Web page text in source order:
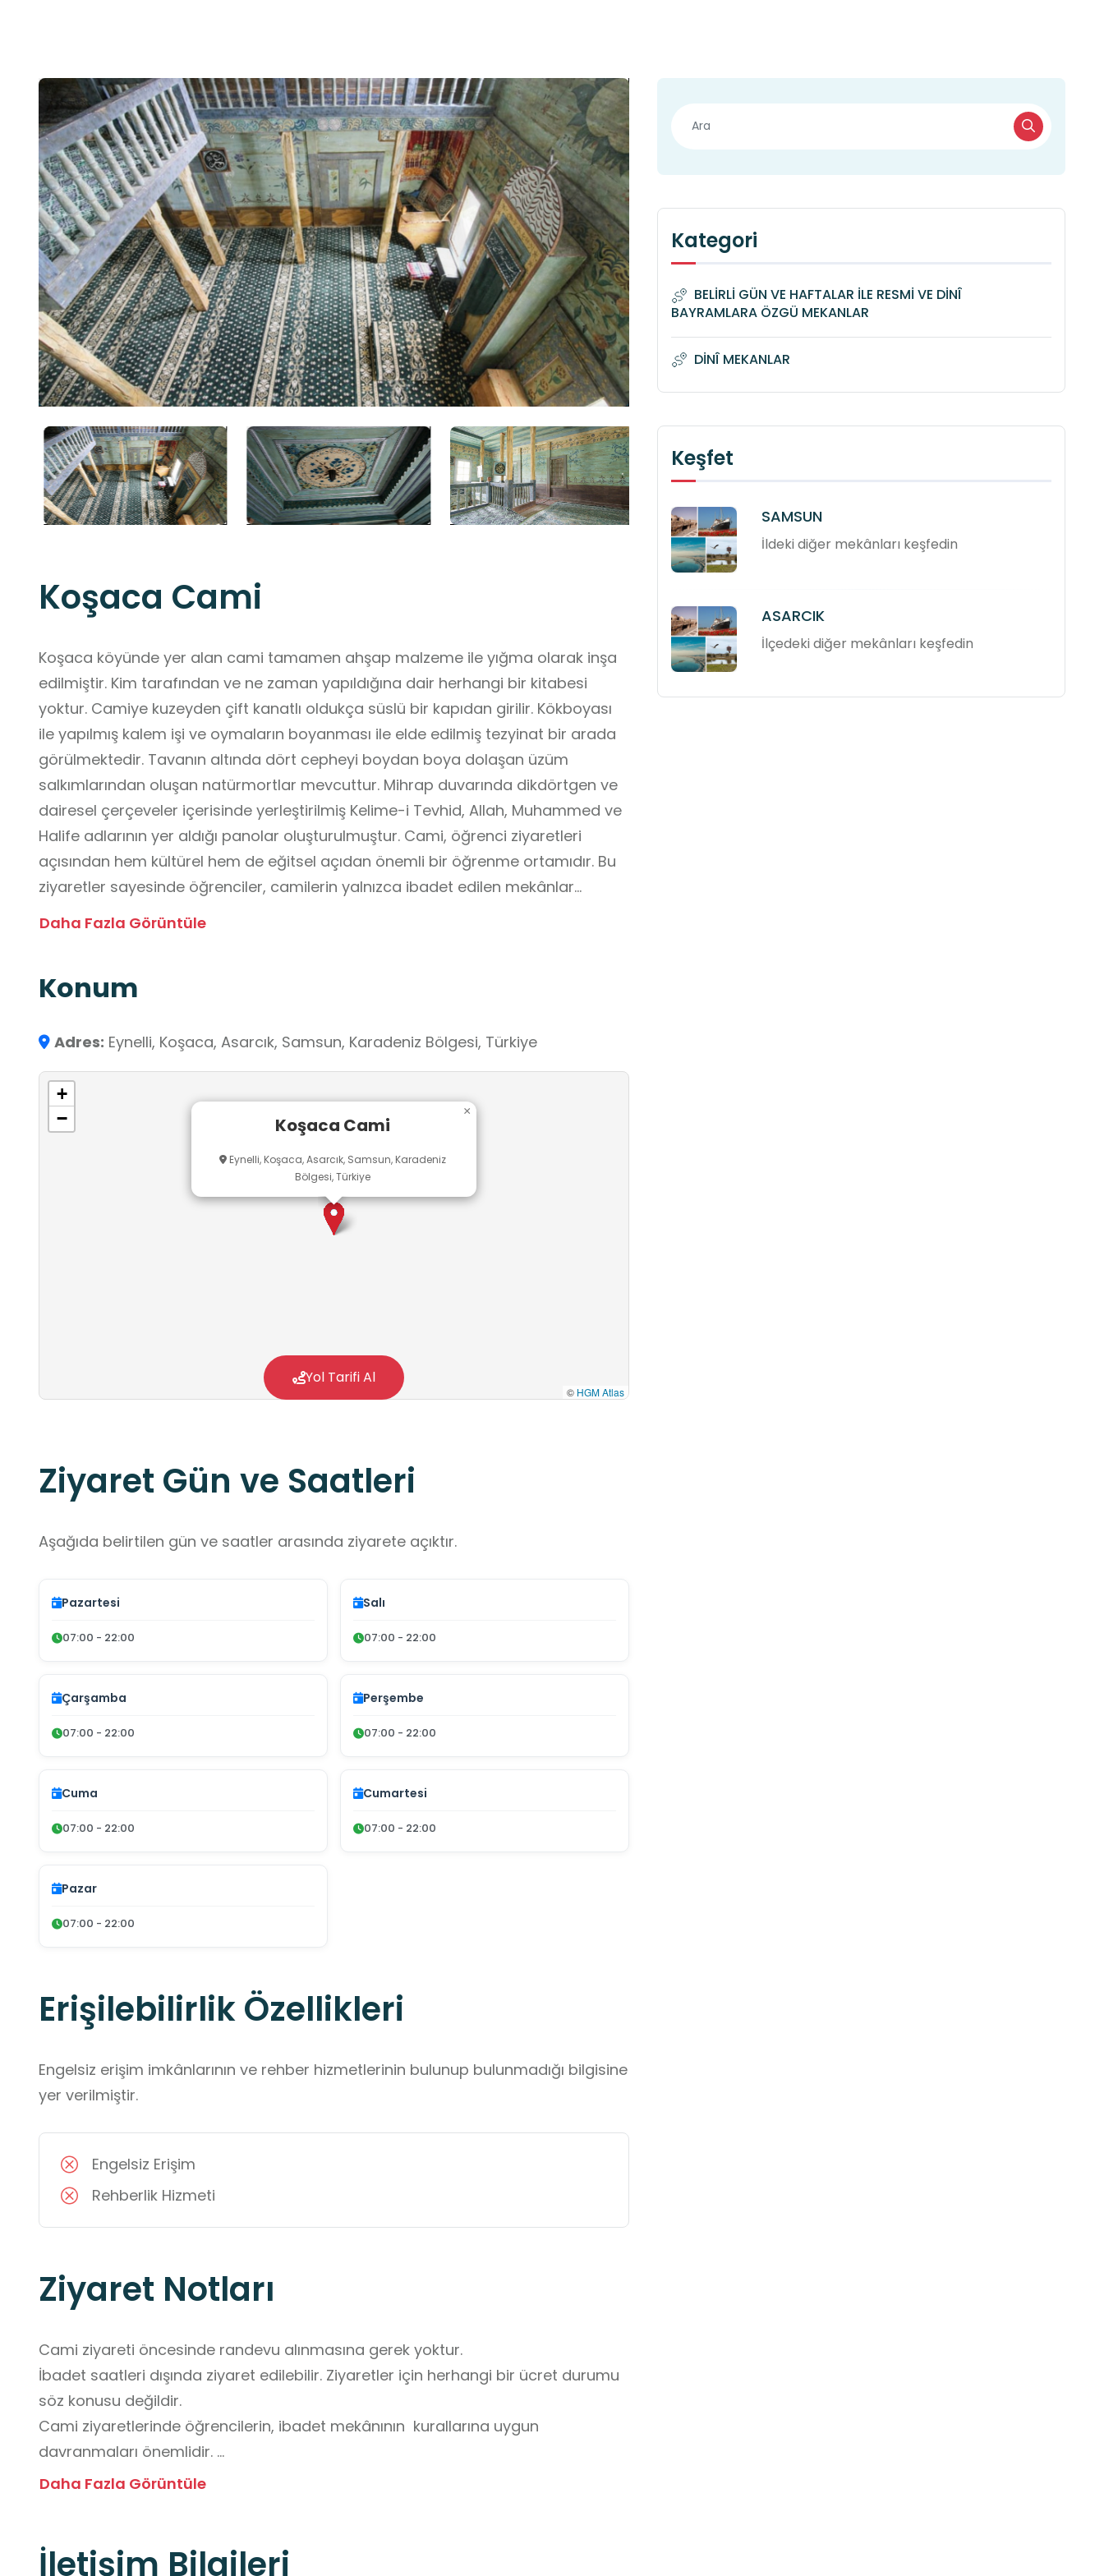
Koşaca Cami
Koşaca köyünde yer alan cami tamamen ahşap malzeme ile yığma olarak inşa
edilmiştir. Kim tarafından ve ne zaman yapıldığına dair herhangi bir kitabesi
yoktur. Camiye kuzeyden çift kanatlı oldukça süslü bir kapıdan girilir. Kökboyası
ile yapılmış kalem işi ve oymaların boyanması ile elde edilmiş tezyinat bir arada
görülmektedir. Tavanın altında dört cepheyi boydan boya dolaşan üzüm
salkımlarından oluşan natürmortlar mevcuttur. Mihrap duvarında dikdörtgen ve
dairesel çerçeveler içerisinde yerleştirilmiş Kelime-i Tevhid, Allah, Muhammed ve
Halife adlarının yer aldığı panolar oluşturulmuştur. Cami, öğrenci ziyaretleri
açısından hem kültürel hem de eğitsel açıdan önemli bir öğrenme ortamıdır. Bu
ziyaretler sayesinde öğrenciler, camilerin yalnızca ibadet edilen mekânlar
estetik algıları ve tarih bilinci gelişirken, dinî ve ahlaki değerler somut örneklerle
kültürü ve toplumsal kurallara uyum gibi değerleri içselleştirmelerine katkı sağlar.
Daha Fazla Görüntüle
Konum
Adres: Eynelli, Koşaca, Asarcık, Samsun, Karadeniz Bölgesi, Türkiye
Koşaca Cami
Eynelli, Koşaca, Asarcık, Samsun, Karadeniz
Bölgesi, Türkiye
×
+
−
© HGM Atlas
Yol Tarifi Al
Ziyaret Gün ve Saatleri
Aşağıda belirtilen gün ve saatler arasında ziyarete açıktır.
Pazartesi
07:00 - 22:00
Salı
07:00 - 22:00
Çarşamba
07:00 - 22:00
Perşembe
07:00 - 22:00
Cuma
07:00 - 22:00
Cumartesi
07:00 - 22:00
Pazar
07:00 - 22:00
Erişilebilirlik Özellikleri
Engelsiz erişim imkânlarının ve rehber hizmetlerinin bulunup bulunmadığı bilgisine
yer verilmiştir.
Engelsiz Erişim
Rehberlik Hizmeti
Ziyaret Notları
Cami ziyareti öncesinde randevu alınmasına gerek yoktur.
İbadet saatleri dışında ziyaret edilebilir. Ziyaretler için herhangi bir ücret durumu
söz konusu değildir.
Cami ziyaretlerinde öğrencilerin, ibadet mekânının  kurallarına uygun
davranmaları önemlidir.
Ziyaret sırasında sessiz olunmalı ve ibadet eden kişileri rahatsız edecek
da video çekimi yapılmamalıdır.
Daha Fazla Görüntüle
İletişim Bilgileri
Kategori
BELİRLİ GÜN VE HAFTALAR İLE RESMİ VE DİNÎ
BAYRAMLARA ÖZGÜ MEKANLAR
DİNÎ MEKANLAR
Keşfet
SAMSUN
İldeki diğer mekânları keşfedin
ASARCIK
İlçedeki diğer mekânları keşfedin